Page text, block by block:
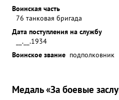
Воинская часть
76 танковая бригада
Дата поступления на службу
__.__.1934
Воинское звание подполковник
Медаль «За боевые